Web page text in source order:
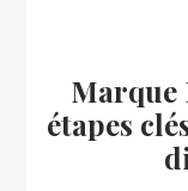
Marque
étapes